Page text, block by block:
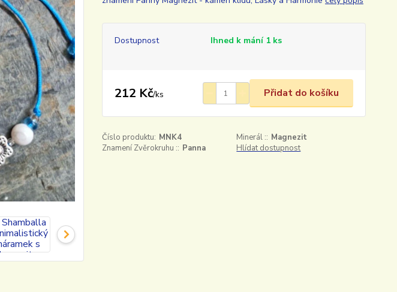
Dostupnost Ihned k mání 1 ks
212 Kč/ks Přidat do košíku
Číslo produktu: MNK4 Minerál :: Magnezit
Znamení Zvěrokruhu :: Panna Hlídat dostupnost